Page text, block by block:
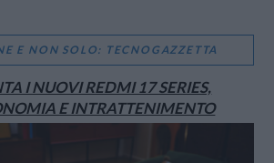
E NON SOLO: TECNOGAZZETTA
I NUOVI REDMI 17 SERIES,
E INTRATTENIMENTO